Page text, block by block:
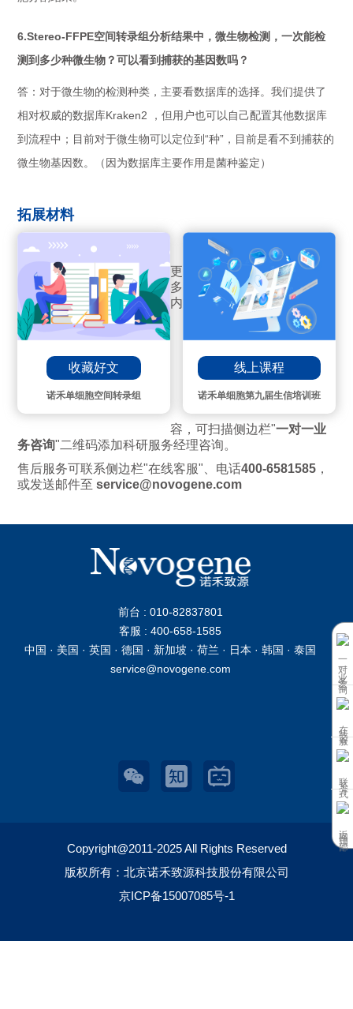
6.Stereo-FFPE空间转录组分析结果中，微生物检测，一次能检
测到多少种微生物？可以看到捕获的基因数吗？
答：对于微生物的检测种类，主要看数据库的选择。我们提供了
相对权威的数据库Kraken2 ，但用户也可以自己配置其他数据库
到流程中；目前对于微生物可以定位到“种”，目前是看不到捕获的
微生物基因数。（因为数据库主要作用是菌种鉴定）
拓展材料
收藏好文
诺禾单细胞空间转录组
线上课程
诺禾单细胞第九届生信培训班
更
多
内
容，可扫描侧边栏"一对一业
务咨询"二维码添加科研服务经理咨询。
售后服务可联系侧边栏"在线客服"、电话400-6581585 ，
或发送邮件至service@novogene.com
前台 : 010-82837801
客服 : 400-658-1585
中国 · 美国 · 英国 · 德国 · 新加坡 · 荷兰 · 日本 · 韩国 · 泰国
service@novogene.com
Copyright@2011-2025 All Rights Reserved
版权所有：北京诺禾致源科技股份有限公司
京ICP备15007085号-1
一对一业务咨询
在线客服
联系方式
返回顶部